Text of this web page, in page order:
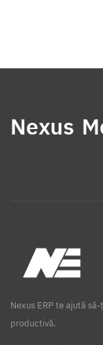
Nexus
Nexus ERP te ajută
productivă.